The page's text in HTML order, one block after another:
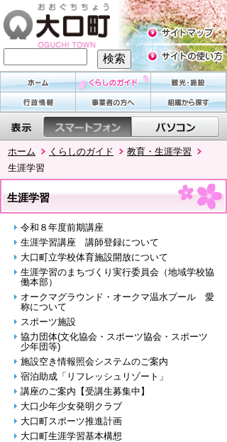
ホーム くらしのガイド
教育・生涯学習
生涯学習
生涯学習
令和８年度前期講座
生涯学習講座 講師登録について
大口町立学校体育施設開放について
生涯学習のまちづくり実行委員会（地域学校協
働本部）
オークマグラウンド・オークマ温水プール 愛
称について
スポーツ施設
協力団体(文化協会・スポーツ協会・スポーツ
少年団等)
施設空き情報照会システムのご案内
宿泊助成「リフレッシュリゾート」
講座のご案内【受講生募集中】
大口少年少女発明クラブ
大口町スポーツ推進計画
大口町生涯学習基本構想